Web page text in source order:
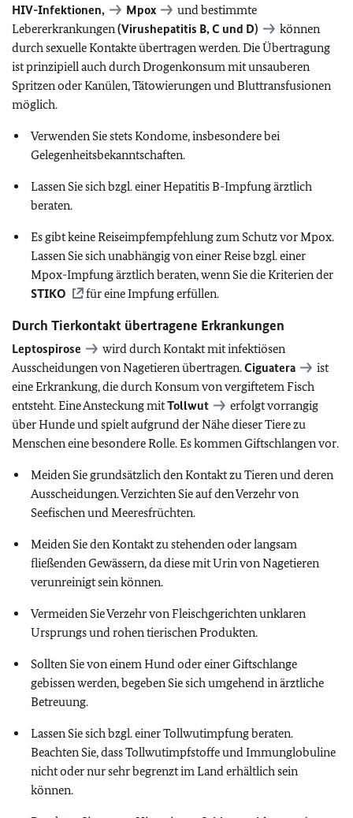
HIV-Infektionen, Mpox
und bestimmte
Lebererkrankungen(Virushepatitis B, C und D)
können
durch sexuelle Kontakte übertragen werden. Die Übertragung
ist prinzipiell auch durch Drogenkonsum mit unsauberen
Spritzen oder Kanülen, Tätowierungen und Bluttransfusionen
möglich.
Verwenden Sie stets Kondome, insbesondere bei
Gelegenheitsbekanntschaften.
Lassen Sie sich bzgl. einer Hepatitis B-Impfung ärztlich
beraten.
Es gibt keine Reiseimpfempfehlung zum Schutz vor Mpox.
Lassen Sie sich unabhängig von einer Reise bzgl. einer
Mpox-Impfung ärztlich beraten, wenn Sie die Kriterien der
STIKO
für eine Impfung erfüllen.
Durch Tierkontakt übertragene Erkrankungen
Leptospirose
wird durch Kontakt mit infektiösen
Ausscheidungen von Nagetieren übertragen.Ciguatera
ist
eine Erkrankung, die durch Konsum von vergiftetem Fisch
entsteht. Eine Ansteckung mitTollwut
erfolgt vorrangig
über Hunde und spielt aufgrund der Nähe dieser Tiere zu
Menschen eine besondere Rolle. Es kommen Giftschlangen vor.
Meiden Sie grundsätzlich den Kontakt zu Tieren und deren
Ausscheidungen. Verzichten Sie auf den Verzehr von
Seefischen und Meeresfrüchten.
Meiden Sie den Kontakt zu stehenden oder langsam
fließenden Gewässern, da diese mit Urin von Nagetieren
verunreinigt sein können.
Vermeiden Sie Verzehr von Fleischgerichten unklaren
Ursprungs und rohen tierischen Produkten.
Sollten Sie von einem Hund oder einer Giftschlange
gebissen werden, begeben Sie sich umgehend in ärztliche
Betreuung.
Lassen Sie sich bzgl. einer Tollwutimpfung beraten.
Beachten Sie, dass Tollwutimpfstoffe und Immunglobuline
nicht oder nur sehr begrenzt im Land erhältlich sein
können.